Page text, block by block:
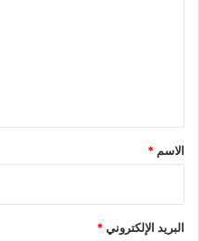
*
الاسم *
البريد الإلكتروني*